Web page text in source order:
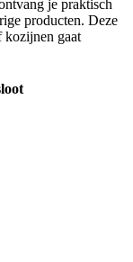
je praktisch
producten. Deze
kozijnen gaat